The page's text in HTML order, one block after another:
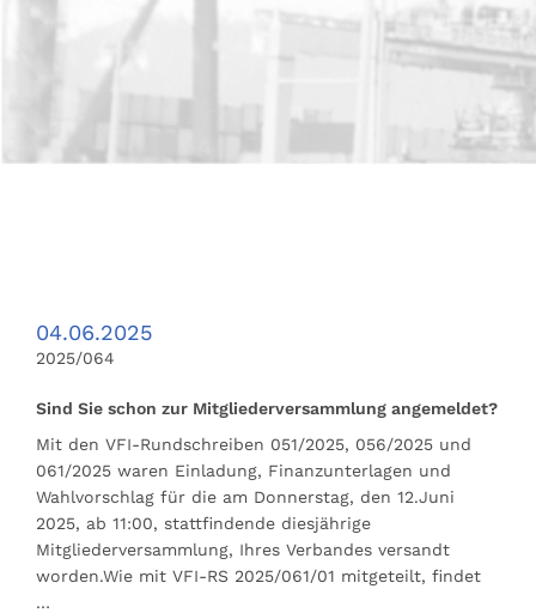
04.06.2025
2025/064
Sind Sie schon zur Mitgliederversammlung angemeldet?
Mit den VFI-Rundschreiben 051/2025, 056/2025 und
061/2025 waren Einladung, Finanzunterlagen und
Wahlvorschlag für die am Donnerstag, den 12.Juni
2025, ab 11:00, stattfindende diesjährige
Mitgliederversammlung, Ihres Verbandes versandt
worden.Wie mit VFI-RS 2025/061/01 mitgeteilt, findet
…